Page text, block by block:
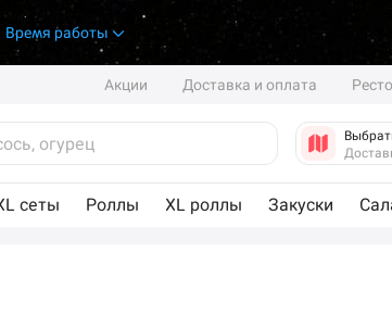
Время работы
Акции Доставка и оплата
сеты Роллы XL роллы Закуски